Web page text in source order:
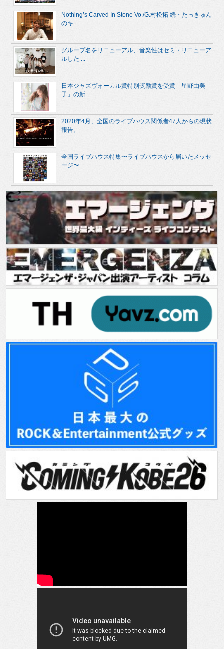
Nothing’s Carved In Stone Vo./G.村松拓 続・たっきゅん
のキ...
グループ名をリニューアル、音楽性はセミ・リニューア
ルした ...
日本ジャズヴォーカル賞特別奨励賞を受賞「星野由美
子」の新...
2020年4月、全国のライブハウス関係者47人からの現状
報告。
全国ライブハウス特集〜ライブハウスから届いたメッセ
ージ〜